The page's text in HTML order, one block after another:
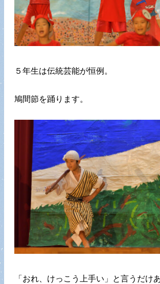
５年生は伝統芸能が恒例。
鳩間節を踊ります。
「おれ、けっこう上手い」と言うだけ